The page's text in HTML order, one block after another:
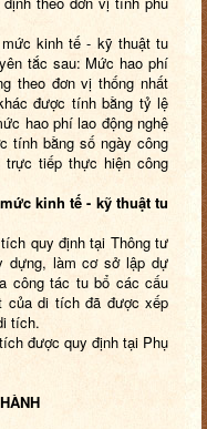
kinh tế - kỹ thuật tu
tắc sau: Mức hao phí
theo đơn vị thống nhất
được tính bằng tỷ lệ
hao phí lao động nghệ
tính bằng số ngày công
trực tiếp thực hiện công
kinh tế - kỹ thuật tu
quy định tại Thông tư
dựng, làm cơ sở lập dự
công tác tu bổ các cấu
của di tích đã được xếp
tích.
được quy định tại Phụ